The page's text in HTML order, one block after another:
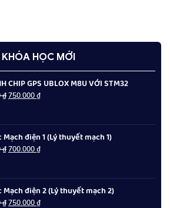
KHÓA HỌC MỚI
CHIP GPS UBLOX M8U VỚI STM32
₫Giá
1.500.000 ₫.
750.000₫Giá
là:
750.000 ₫.
Mạch điện 1 (Lý thuyết mạch 1)
₫Giá
1.400.000 ₫.
700.000₫Giá
là:
700.000 ₫.
Mạch điện 2 (Lý thuyết mạch 2)
₫Giá
750.000₫Giá